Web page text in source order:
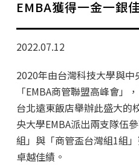
師生
EMBA獲得一金一銀
2022.07.12
2020年由台灣科技大學與
「EMBA商管聯盟高峰會」
台北遠東飯店舉辦此盛大的
央大學EMBA派出兩支隊伍
組」與「商管盃台灣組1組
卓越佳績。